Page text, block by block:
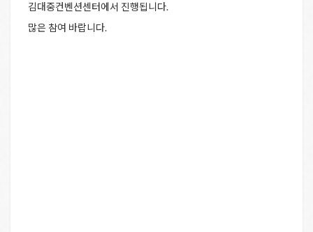
김대중컨벤션센터에서 진행됩니다.
많은 참여 바랍니다.